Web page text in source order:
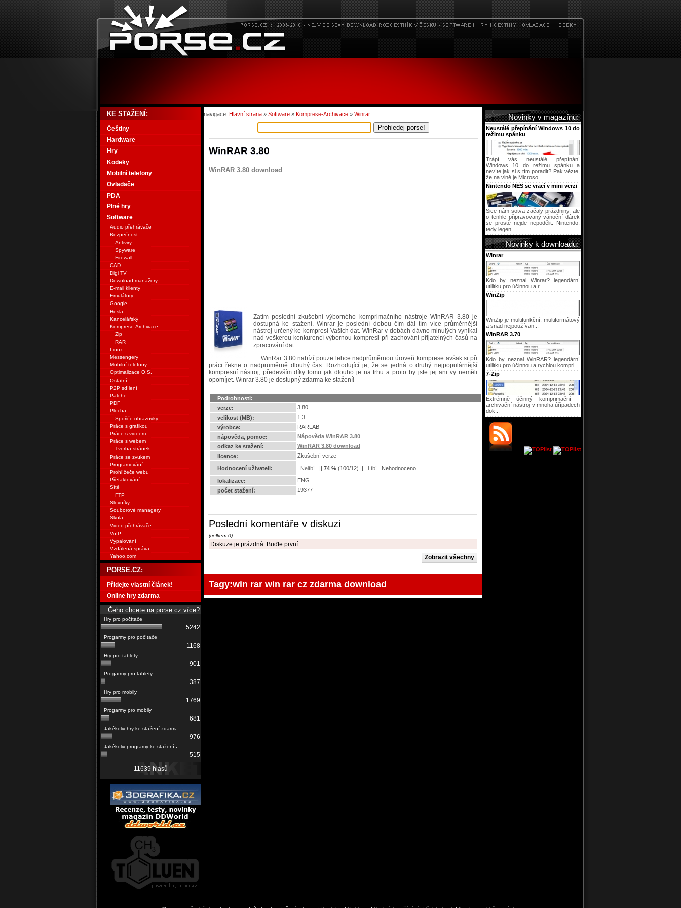
navigace: Hlavní strana » Software » Komprese-Archivace » Winrar
WinRAR 3.80
WinRAR 3.80 download
Zatím poslední zkušební výborného komprimačního nástroje WinRAR 3.80 je
dostupná ke stažení. Winrar je poslední dobou čím dál tím více průměrnější
nástroj určený ke kompresi Vašich dat. WinRar v dobách dávno minulých vynikal
nad veškerou konkurencí výbornou kompresi při zachování přijatelných časů na
zpracování dat.
WinRar 3.80 nabízí pouze lehce nadprůměrnou úroveň komprese avšak si při
práci řekne o nadprůměrně dlouhý čas. Rozhodující je, že se jedná o druhý nejpopulárnější
kompresní nástroj, především díky tomu jak dlouho je na trhu a proto by jste jej ani vy neměli
opomíjet. Winrar 3.80 je dostupný zdarma ke stažení!
Podrobnosti:
verze:
3,80
velikost (MB):
1,3
výrobce:
RARLAB
nápověda, pomoc:
Nápověda WinRAR 3.80
odkaz ke stažení:
WinRAR 3.80 download
licence:
Zkušební verze
Hodnocení uživateli: || 74 % (100/12) || Nehodnoceno
lokalizace:
ENG
počet stažení:
19377
Poslední komentáře v diskuzi
(celkem 0)
Diskuze je prázdná. Buďte první.
Tagy:win rar win rar cz zdarma download
KE STAŽENÍ:
Češtiny
Hardware
Hry
Kodeky
Mobilní telefony
Ovladače
PDA
Plné hry
Software
Audio přehrávače
Bezpečnost
Antiviry
Spyware
Firewall
CAD
Digi TV
Download manažery
E-mail klienty
Emulátory
Google
Hesla
Kancelářský
Komprese-Archivace
Zip
RAR
Linux
Messengery
Mobilní telefony
Optimalizace O.S.
Ostatní
P2P sdílení
Patche
PDF
Plocha
Spořiče obrazovky
Práce s grafikou
Práce s videem
Práce s webem
Tvorba stránek
Práce se zvukem
Programování
Prohlížeče webu
Přetaktování
Sítě
FTP
Slovníky
Souborové managery
Škola
Video přehrávače
VoIP
Vypalování
Vzdálená správa
Yahoo.com
PORSE.CZ:
Přidejte vlastní článek!
Online hry zdarma
Čeho chcete na porse.cz více?
5242
1168
901
387
1769
681
976
515
11639 hlasů
Novinky v magazínu:
Neustálé přepínání Windows 10 do
režimu spánku
Trápí vás neustálé přepínání
Windows 10 do režimu spánku a
nevíte jak si s tím poradit? Pak vězte,
že na vině je Microso...
Nintendo NES se vrací v mini verzi
Sice nám sotva začaly prázdniny, ale
o tenhle připravovaný vánoční dárek
se prostě nejde nepodělit. Nintendo,
tedy legen...
Novinky k downloadu:
Winrar
Kdo by neznal Winrar? legendární
utilitku pro účinnou a r...
WinZip
WinZip je multifunkční, multiformátový
a snad nejpoužívan...
WinRAR 3.70
Kdo by neznal WinRAR? legendární
utilitku pro účinnou a rychlou kompri...
7-Zip
Extrémně účinný komprimační -
archivační nástroj v mnoha úřípadech
dok...